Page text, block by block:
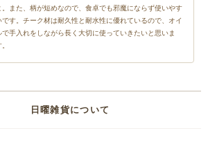
。また、柄が短めなので、食卓でも邪魔にならず使いやす
です。チーク材は耐久性と耐水性に優れているので、オイ
で手入れをしながら長く大切に使っていきたいと思いま
日曜雑貨について